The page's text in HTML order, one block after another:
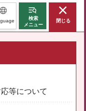
検索
メニュー
閉じる
等について